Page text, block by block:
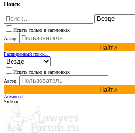
Поиск
Искать только в заголовках
Автор:
Найти
Расширенный поиск…
Искать только в заголовках
Автор:
Найти
Advanced…
Sidebar